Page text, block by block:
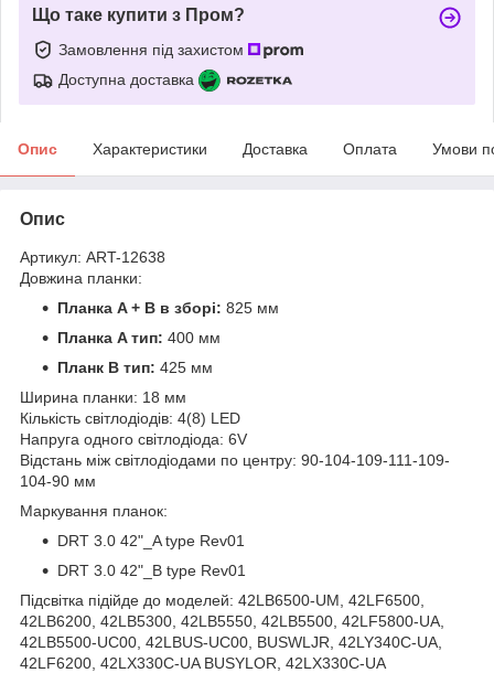
Що таке купити з Пром?
Замовлення під захистом
Доступна доставка
Опис Характеристики Доставка Оплата Умови
Опис
Артикул: ART-12638
Довжина планки:
Планка A + B в зборі: 825 мм
Планка A тип: 400 мм
Планк B тип: 425 мм
Ширина планки: 18 мм
Кількість світлодіодів: 4(8) LED
Напруга одного світлодіода: 6V
Відстань між світлодіодами по центру: 90-104-109-111-109-
104-90 мм
Маркування планок:
DRT 3.0 42"_A type Rev01
DRT 3.0 42"_B type Rev01
Підсвітка підійде до моделей: 42LB6500-UM, 42LF6500,
42LB6200, 42LB5300, 42LB5550, 42LB5500, 42LF5800-UA,
42LB5500-UC00, 42LBUS-UC00, BUSWLJR, 42LY340C-UA,
42LF6200, 42LX330C-UA BUSYLOR, 42LX330C-UA